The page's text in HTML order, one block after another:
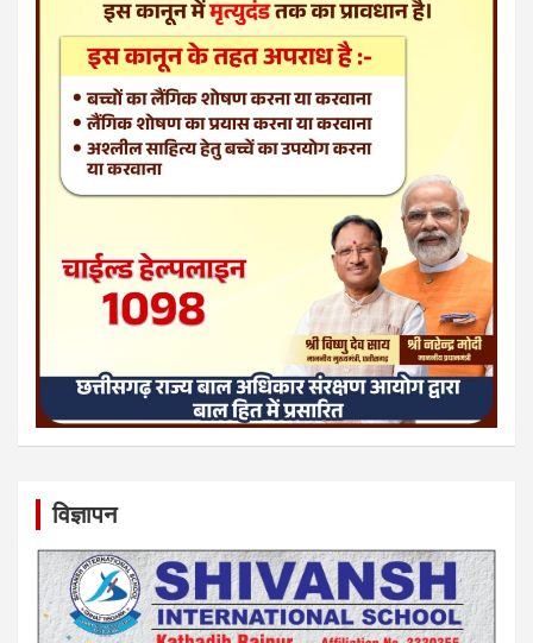
विज्ञापन